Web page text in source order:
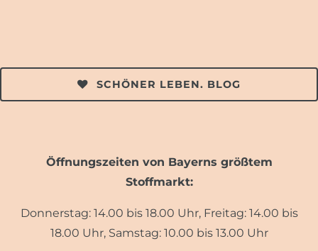
SCHÖNER LEBEN. BLOG
Öffnungszeiten von Bayerns größtem
Stoffmarkt:
Donnerstag: 14.00 bis 18.00 Uhr, Freitag: 14.00 bis
18.00 Uhr, Samstag: 10.00 bis 13.00 Uhr